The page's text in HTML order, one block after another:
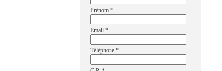
Prénom *
Email *
Téléphone *